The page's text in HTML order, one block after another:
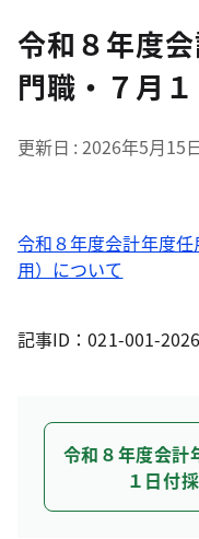
令和８年度
門職・７月
更新日 2026年5月15
令和８年度会計年度
用）について
記事ID：021-001-
令和８年度会計
１日付